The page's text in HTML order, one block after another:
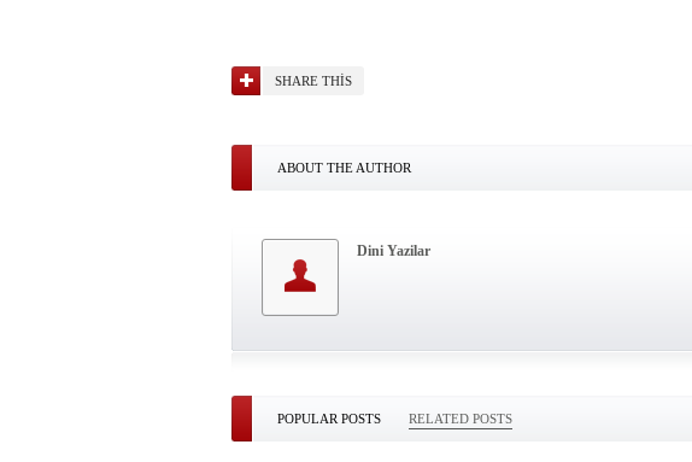
SHARE THIS
ABOUT THE AUTHOR
Dini Yazilar
POPULAR POSTS RELATED POSTS